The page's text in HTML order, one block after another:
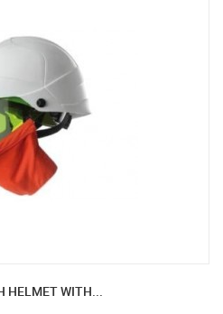
HELMET WITH...